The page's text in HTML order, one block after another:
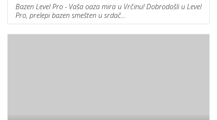
Bazen Level Pro - Vaša oaza mira u Vrčinu! Dobrodošli u Level
Pro, prelepi bazen smešten u srdač...